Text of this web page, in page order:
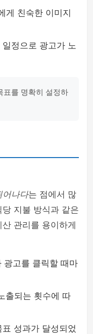
게 친숙한 이미지
정으로 광고가 노
표를 명확히 설정하
어나다는 점에서 많
지불 방식과 같은
관리를 용이하게
광고를 클릭할 때마
출되는 횟수에 따
성과가 달성되었